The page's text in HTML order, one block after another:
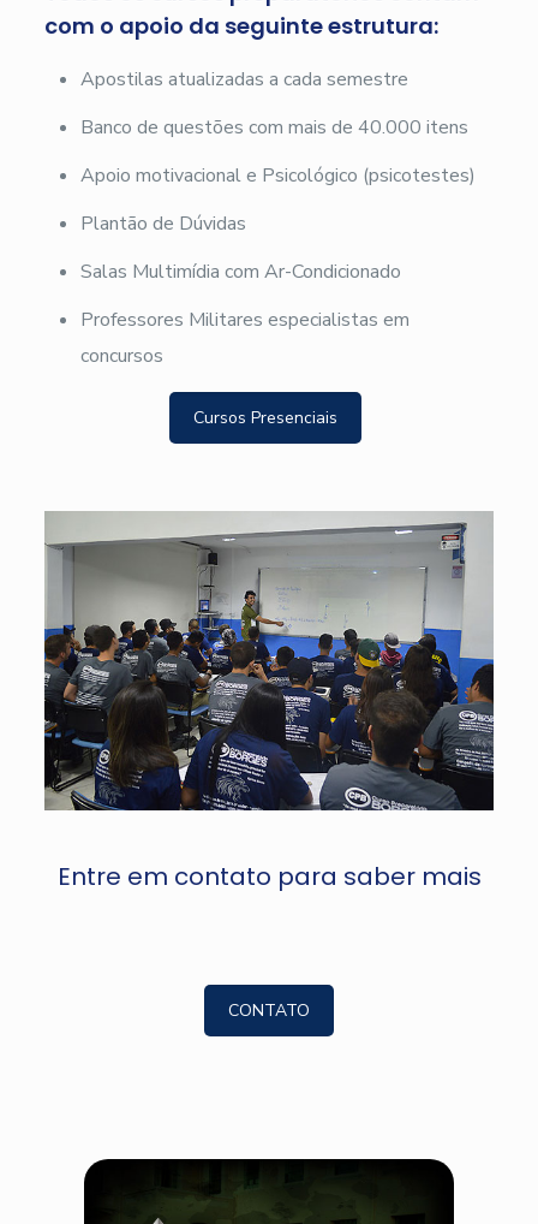
com o apoio da seguinte estrutura:
Apostilas atualizadas a cada semestre
Banco de questões com mais de 40.000 itens
Apoio motivacional e Psicológico (psicotestes)
Plantão de Dúvidas
Salas Multimídia com Ar-Condicionado
Professores Militares especialistas em
concursos
Cursos Presenciais
Entre em contato para saber mais
CONTATO